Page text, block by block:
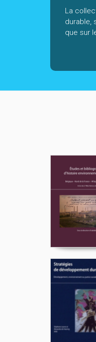
La
durable,
que sur